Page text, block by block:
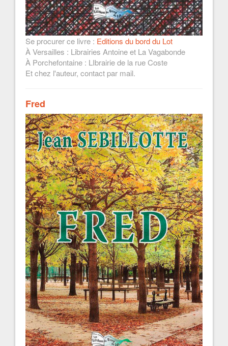
Se procurer ce livre : Editions du bord du Lot
À Versailles : Librairies Antoine et La Vagabonde
À Porchefontaine : LIbrairie de la rue Coste
Et chez l'auteur, contact par mail.
Fred